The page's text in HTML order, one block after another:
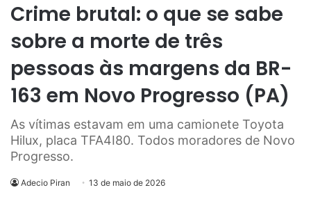
Crime brutal: o que se sabe
sobre a morte de três
pessoas às margens da BR-
163 em Novo Progresso (PA)
As vítimas estavam em uma camionete Toyota
Hilux, placa TFA4I80. Todos moradores de Novo
Progresso.
Adecio Piran 13 de maio de 2026